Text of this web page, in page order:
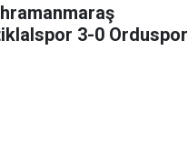
3-0 Orduspor